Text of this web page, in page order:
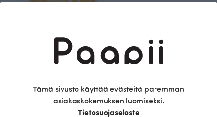
TORKKUPEITTO jacquard, Flow
Tämä sivusto käyttää evästeitä paremman
asiakaskokemuksen luomiseksi.
Tietosuojaseloste